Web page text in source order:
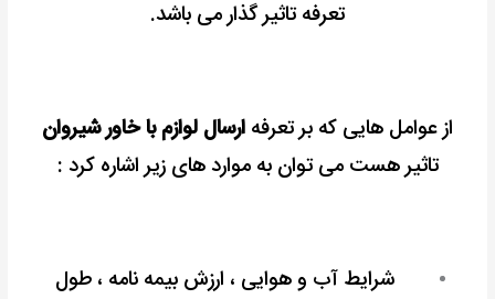
تعرفه تاثیر گذار می باشد.
از عوامل هایی که بر تعرفه ارسال لوازم با خاور شیروان
تاثیر هست می توان به موارد های زیر اشاره کرد :
شرایط آب و هوایی ، ارزش بیمه نامه ، طول